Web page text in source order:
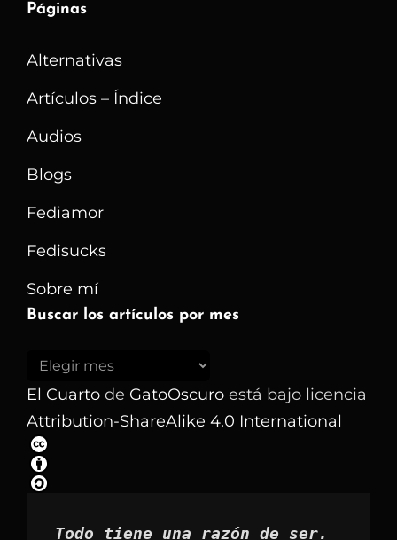
Páginas
Alternativas
Artículos – Índice
Audios
Blogs
Fediamor
Fedisucks
Sobre mí
Buscar los artículos por mes
Buscar
los
artículos
por
mes
El Cuarto de GatoOscuro está bajo licencia
Attribution-ShareAlike 4.0 International
Todo tiene una razón de ser.